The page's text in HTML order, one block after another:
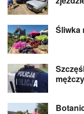
Śliwka